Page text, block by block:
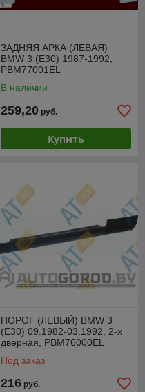
ЗАДНЯЯ АРКА (ЛЕВАЯ)
BMW 3 (E30) 1987-1992,
PBM77001EL
В наличии
259,20 руб.
Купить
ПОРОГ (ЛЕВЫЙ) BMW 3
(E30) 09.1982-03.1992, 2-х
дверная, PBM76000EL
Под заказ
216 руб.